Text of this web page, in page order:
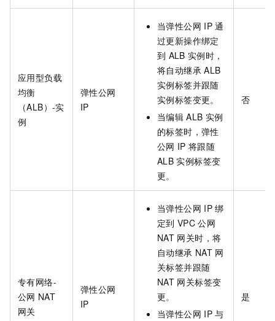
应用型负载
均衡
（ALB）-实
例
弹性公网
IP
当弹性公网 IP 通
过更新操作绑定
到 ALB 实例时，
将自动继承 ALB
实例标签并跟随
实例标签变更。
当编辑 ALB 实例
的标签时，弹性
公网 IP 将跟随
ALB 实例标签变
更。
否
专有网络-
公网 NAT
网关
弹性公网
IP
当弹性公网 IP 绑
定到 VPC 公网
NAT 网关时，将
自动继承 NAT 网
关标签并跟随
NAT 网关标签变
更。
当弹性公网 IP 与
是